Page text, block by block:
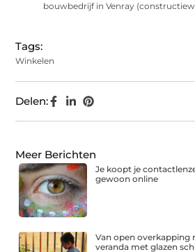
bouwbedrijf in Venray
Tags:
Winkelen
Delen:
Meer Berichten
Je koopt je
gewoon online
Van open overkapping
veranda met glazen